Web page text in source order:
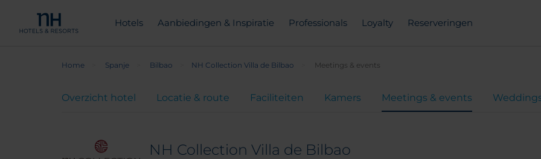
Hotels Aanbiedingen & Inspiratie Professionals Loyalty Reserveringen
Home Spanje Bilbao NH Collection Villa de Bilbao Meetings & events
Overzicht hotel Locatie & route Faciliteiten Kamers Meetings & events
NH Collection Villa de Bilbao